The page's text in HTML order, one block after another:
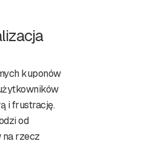
kuponów
i frustrację.
od
na rzecz